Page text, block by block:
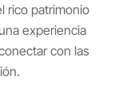
rico patrimonio
experiencia
con las